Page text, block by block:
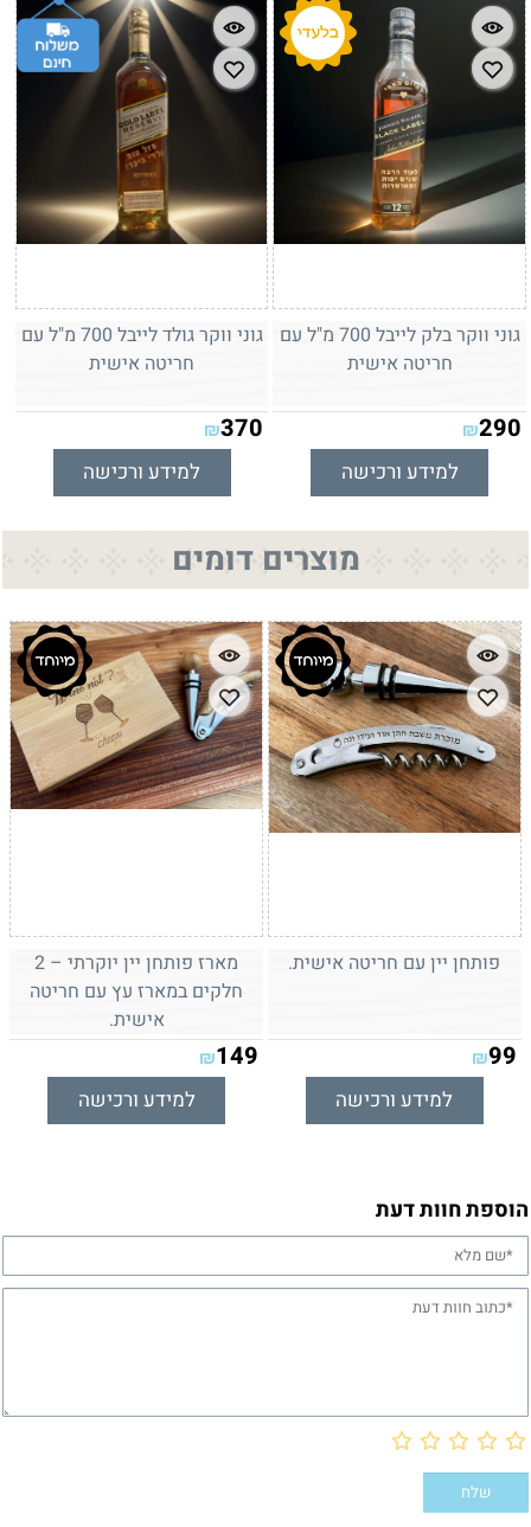
גוני ווקר בלק לייבל 700 מ"ל עם
חריטה אישית
₪290
למידע ורכישה
גוני ווקר גולד לייבל 700 מ"ל עם
חריטה אישית
₪370
למידע ורכישה
מוצרים דומים
פותחן יין עם חריטה אישית.
₪99
למידע ורכישה
מארז פותחן יין יוקרתי – 2
חלקים במארז עץ עם חריטה
אישית.
₪149
למידע ורכישה
הוספת חוות דעת